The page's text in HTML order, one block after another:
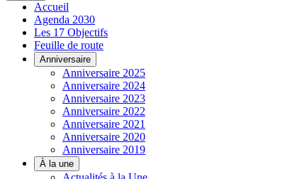
Accueil
Agenda 2030
Les 17 Objectifs
Feuille de route
Anniversaire
Anniversaire 2025
Anniversaire 2024
Anniversaire 2023
Anniversaire 2022
Anniversaire 2021
Anniversaire 2020
Anniversaire 2019
À la une